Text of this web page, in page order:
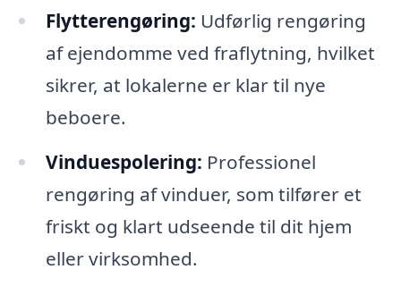
Flytterengøring: Udførlig rengøring
af ejendomme ved fraflytning, hvilket
sikrer, at lokalerne er klar til nye
beboere.
Vinduespolering: Professionel
rengøring af vinduer, som tilfører et
friskt og klart udseende til dit hjem
eller virksomhed.